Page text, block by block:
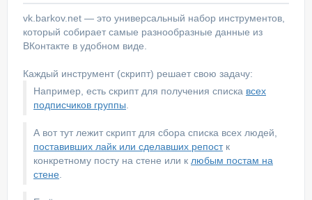
vk.barkov.net — это универсальный набор инструментов,
который собирает самые разнообразные данные из
ВКонтакте в удобном виде.
Каждый инструмент (скрипт) решает свою задачу:
Например, есть скрипт для получения списка всех
подписчиков группы
А вот тут лежит скрипт для сбора списка всех людей,
поставивших лайк или сделавших репостк
конкретному посту на стене или к любым постам на
стене